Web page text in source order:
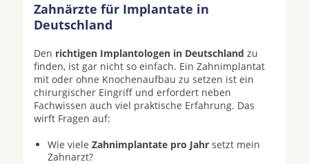
Zahnärzte für Implantate in
Deutschland
Den richtigen Implantologen in Deutschland zu
finden, ist gar nicht so einfach. Ein Zahnimplantat
mit oder ohne Knochenaufbau zu setzen ist ein
chirurgischer Eingriff und erfordert neben
Fachwissen auch viel praktische Erfahrung. Das
wirft Fragen auf:
Wie viele Zahnimplantate pro Jahr setzt mein
Zahnarzt?